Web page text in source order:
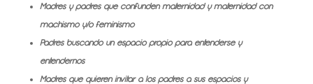
Madres y padres que confunden maternidad y maternidad con
machismo y/o feminismo
Padres buscando un espacio propio para entenderse y
entendernos
Madres que quieren invitar a los padres a sus espacios y